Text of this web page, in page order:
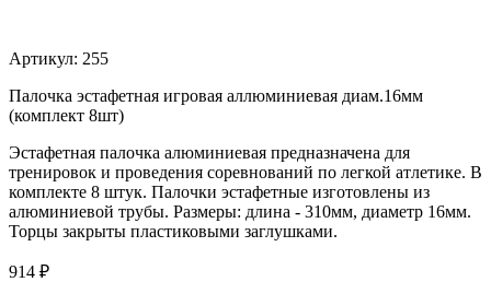
Артикул: 255
Палочка эстафетная игровая аллюминиевая диам.16мм
(комплект 8шт)
Эстафетная палочка алюминиевая предназначена для
тренировок и проведения соревнований по легкой атлетике. В
комплекте 8 штук. Палочки эстафетные изготовлены из
алюминиевой трубы. Размеры: длина - 310мм, диаметр 16мм.
Торцы закрыты пластиковыми заглушками.
914 ₽